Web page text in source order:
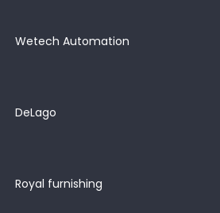
Wetech Automation
DeLago
Royal furnishing